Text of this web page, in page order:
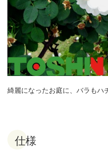
綺麗になったお庭に、バラもハ
仕様